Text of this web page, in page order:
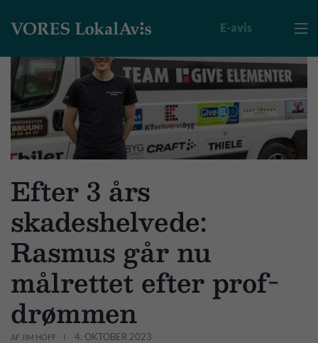

E-avis
Efter 3 års
skadeshelvede:
Rasmus går nu
målrettet efter prof-
drømmen
AF JIM HOFF 4. OKTOBER 2023